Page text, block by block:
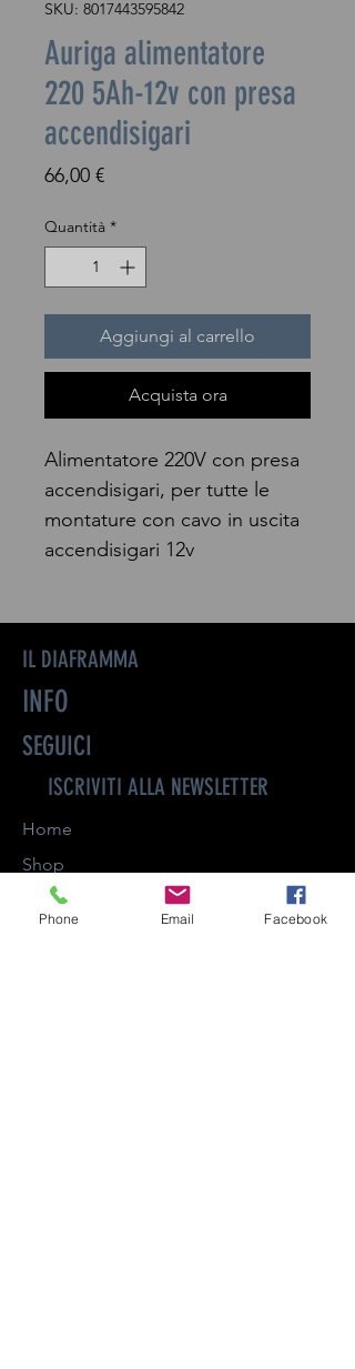
SKU: 8017443595842
Auriga alimentatore
220 5Ah-12v con presa
accendisigari
66,00 €Prezzo
Quantità *
Aggiungi al carrello
Acquista ora
Alimentatore 220V con presa
accendisigari, per tutte le
montature con cavo in uscita
accendisigari 12v
IL DIAFRAMMA
INFO
SEGUICI
ISCRIVITI ALLA NEWSLETTER
Home
Shop
About
Phone Email Facebook